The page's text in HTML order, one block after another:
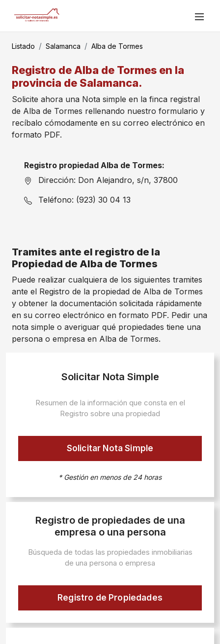
Listado Salamanca Alba de Tormes
Registro de Alba de Tormes en la
provincia de Salamanca.
Solicite ahora una Nota simple en la finca registral
de Alba de Tormes rellenando nuestro formulario y
recíbalo cómodamente en su correo electrónico en
formato PDF.
Registro propiedad Alba de Tormes:
Dirección: Don Alejandro, s/n, 37800
Teléfono: (923) 30 04 13
Tramites ante el registro de la
Propiedad de Alba de Tormes
Puede realizar cualquiera de los siguientes tramites
ante el Registro de la propiedad de Alba de Tormes
y obtener la documentación solicitada rápidamente
en su correo electrónico en formato PDF. Pedir una
nota simple o averiguar qué propiedades tiene una
persona o empresa en Alba de Tormes.
Solicitar Nota Simple
Resumen de la información que consta en el
Registro sobre una propiedad
Solicitar Nota Simple
* Gestión en menos de 24 horas
Registro de propiedades de una
empresa o una persona
Búsqueda de todas las propiedades inmobiliarias
de una persona o empresa
Registro de Propiedades